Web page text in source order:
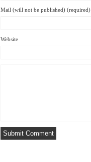
Mail (will not be published) (required)
Website